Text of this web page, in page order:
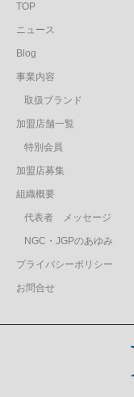
TOP
ニュース
Blog
事業内容
取扱ブランド
加盟店舗一覧
特別会員
加盟店募集
組織概要
代表者 メッセージ
NGC・JGPのあゆみ
プライバシーポリシー
お問合せ